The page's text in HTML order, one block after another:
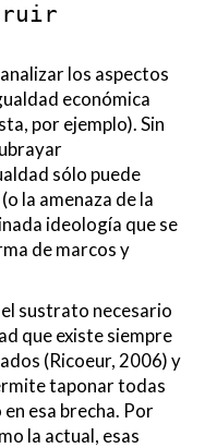
los aspectos
económica
por ejemplo). Sin
sólo puede
la amenaza de la
ideología que se
de marcos y
sustrato necesario
que existe siempre
(Ricoeur, 2006) y
taponar todas
esa brecha. Por
la actual, esas